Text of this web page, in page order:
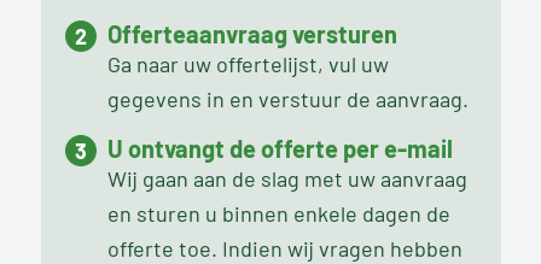
Offerteaanvraag versturen
Ga naar uw offertelijst, vul uw
gegevens in en verstuur de aanvraag.
U ontvangt de offerte per e-mail
Wij gaan aan de slag met uw aanvraag
en sturen u binnen enkele dagen de
offerte toe. Indien wij vragen hebben